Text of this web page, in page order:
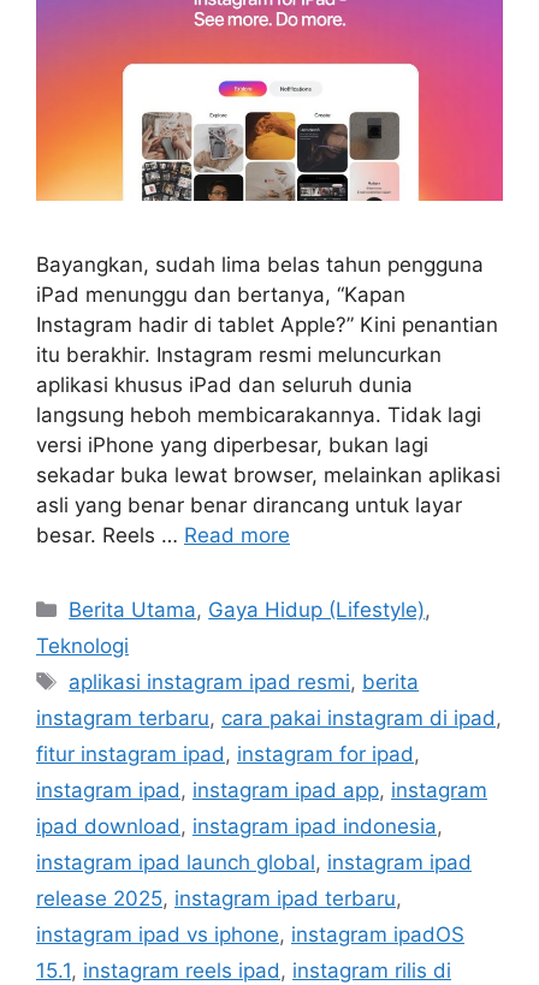
Bayangkan, sudah lima belas tahun pengguna
iPad menunggu dan bertanya, “Kapan
Instagram hadir di tablet Apple?” Kini penantian
itu berakhir. Instagram resmi meluncurkan
aplikasi khusus iPad dan seluruh dunia
langsung heboh membicarakannya. Tidak lagi
versi iPhone yang diperbesar, bukan lagi
sekadar buka lewat browser, melainkan aplikasi
asli yang benar benar dirancang untuk layar
besar. Reels … Read more
C
a
e
g
o
r
i
s
Berita Utama, Gaya Hidup (Lifestyle),
Teknologi
T
a
s
aplikasi instagram ipad resmi, berita
instagram terbaru, cara pakai instagram di ipad,
fitur instagram ipad, instagram for ipad,
instagram ipad, instagram ipad app, instagram
ipad download, instagram ipad indonesia,
instagram ipad launch global, instagram ipad
release 2025, instagram ipad terbaru,
instagram ipad vs iphone, instagram ipadOS
15.1, instagram reels ipad, instagram rilis di